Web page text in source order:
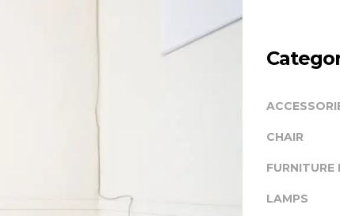
CHAIR
FURNITURE
LAMPS